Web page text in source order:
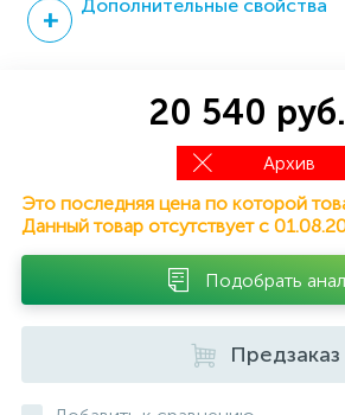
Дополнительные свойства
20 540 руб.
Архив
Это последняя цена по которой
Данный товар отсутствует с
Подобрать
Предзаказ